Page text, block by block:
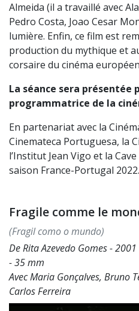
Almeida (il a travaillé avec
Pedro Costa, Joao Cesar
lumière. Enfin, ce film est
production du mythique et
corsaire du cinéma
La séance sera présentée
programmatrice de la
En partenariat avec la
Cinemateca Portuguesa, la
l’Institut Jean Vigo et la
saison France-Portugal 2022.
Fragile comme le
(Fragil como o mundo)
De Rita Azevedo Gomes -
- 35 mm
Avec Maria Gonçalves, Bruno
Carlos Ferreira